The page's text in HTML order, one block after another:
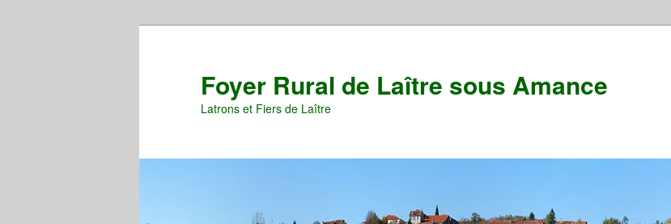
Foyer Rural de Laître sous Amance
Latrons et Fiers de Laître